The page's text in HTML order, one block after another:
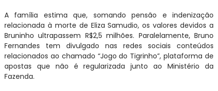
A família estima que, somando pensão e indenização
relacionada à morte de Eliza Samudio, os valores devidos a
Bruninho ultrapassem R$2,5 milhões. Paralelamente, Bruno
Fernandes tem divulgado nas redes sociais conteúdos
relacionados ao chamado “Jogo do Tigrinho”, plataforma de
apostas que não é regularizada junto ao Ministério da
Fazenda.